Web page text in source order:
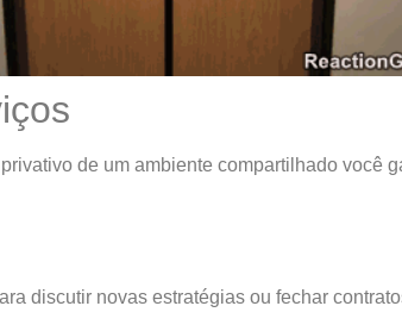
de um ambiente compartilhado você
discutir novas estratégias ou fechar